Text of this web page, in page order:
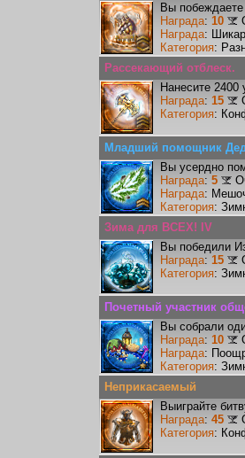
Вы
Награда: 10
Награда:
Категория:
Рассекающий отблеск.
Нанесите 2400
Награда: 15
Категория:
Младший помощник
Вы усердно
Награда: 5
Награда:
Категория:
Зима для ВСЕХ! IV
Вы победили
Награда: 15
Категория:
Почетный участник
Вы собрали
Награда: 10
Награда:
Категория:
Неприкасаемый
Выиграйте
Награда: 45
Категория: